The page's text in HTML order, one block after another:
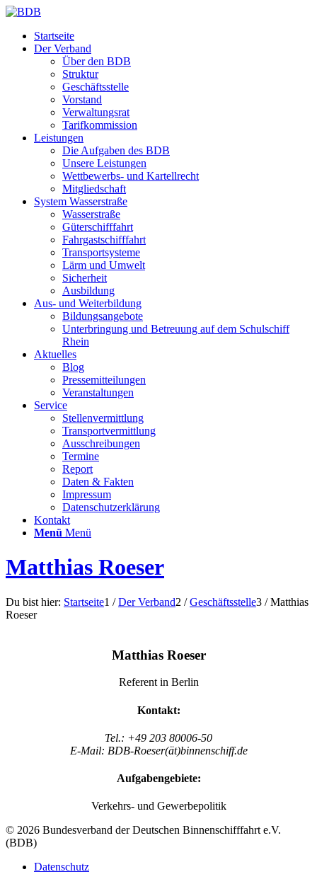
Startseite
Der Verband
Über den BDB
Struktur
Geschäftsstelle
Vorstand
Verwaltungsrat
Tarifkommission
Leistungen
Die Aufgaben des BDB
Unsere Leistungen
Wettbewerbs- und Kartellrecht
Mitgliedschaft
System Wasserstraße
Wasserstraße
Güterschifffahrt
Fahrgastschifffahrt
Transportsysteme
Lärm und Umwelt
Sicherheit
Ausbildung
Aus- und Weiterbildung
Bildungsangebote
Unterbringung und Betreuung auf dem Schulschiff
Rhein
Aktuelles
Blog
Pressemitteilungen
Veranstaltungen
Service
Stellenvermittlung
Transportvermittlung
Ausschreibungen
Termine
Report
Daten & Fakten
Impressum
Datenschutzerklärung
Kontakt
Menü Menü
Matthias Roeser
Du bist hier: Startseite1 / Der Verband2 / Geschäftsstelle3 / Matthias
Roeser
Matthias Roeser
Referent in Berlin
Kontakt:
Tel.: +49 203 80006-50
E-Mail: BDB-Roeser(ät)binnenschiff.de
Aufgabengebiete:
Verkehrs- und Gewerbepolitik
© 2026 Bundesverband der Deutschen Binnenschifffahrt e.V.
(BDB)
Datenschutz